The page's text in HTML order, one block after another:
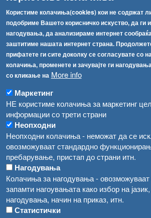
Користиме колачиња(cookies) кои не содржат
подобриме Вашето корисничко искуство, да
нагодувања, да анализираме интернет
заштитиме нашата интернет страна.
прифатете ги сите доколку се согласувате со
колачиња, променете и зачувајте ги
со кликање на More info
Маркетинг
НЕ користиме колачиња за маркетинг
информации со трети страни
Неопходни
Неопходни колачиња - неможат да се
овозможуваат стандардно
пребарување, пристап до страни итн.
Нагодувања
Колачиња за нагодувања - овозможуваат
запамти нагоувањата како избор на
нагодувања, начин на приказ, итн.
Статистички
info@fva.gov.mk
[АХВ-претходна страна]
Соопштенија
Република Бугарија ги засили официјалните контроли при увоз на свежо овошје и зеленчук
Високите температури ризик од труење со храна, опасни се и за животните
Водата во Гостивар може да се користи како техничка, продолжува испораката на флаширана вода
Во Гостивар спроведени 70 вонредни контроли
Забраната за водата во Гостивар останува на сила, операторите да користат само технички безбедна вода
Навигација
Архива
Регистри
Забрани
Огласи